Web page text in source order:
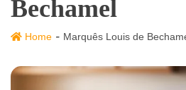
Bechamel
Home - Marquês Louis de